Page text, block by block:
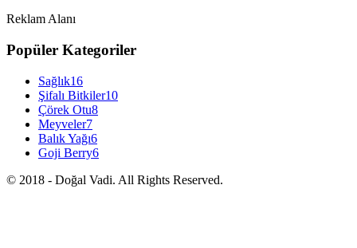
Reklam Alanı
Popüler Kategoriler
Sağlık16
Şifalı Bitkiler10
Çörek Otu8
Meyveler7
Balık Yağı6
Goji Berry6
© 2018 - Doğal Vadi. All Rights Reserved.